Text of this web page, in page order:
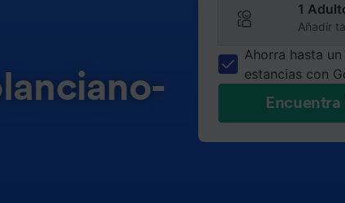
1
Añadir
Ahorra hasta un
estancias con